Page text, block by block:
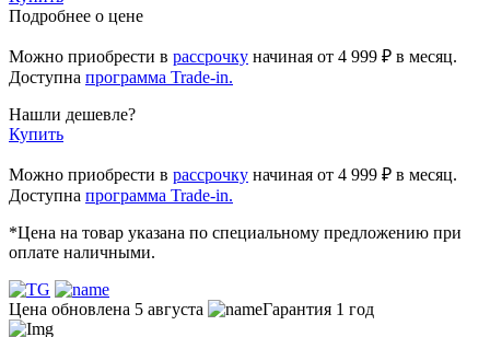
Подробнее о цене
Можно приобрести в рассрочку начиная от 4 999 ₽ в месяц.
Доступна программа Trade-in.
Нашли дешевле?
Купить
Можно приобрести в рассрочку начиная от 4 999 ₽ в месяц.
Доступна программа Trade-in.
*Цена на товар указана по специальному предложению при
оплате наличными.
Цена обновлена 5 августа Гарантия 1 год